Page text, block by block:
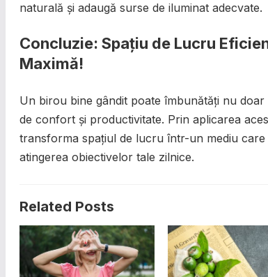
naturală și adaugă surse de iluminat adecvate.
Concluzie: Spațiu de Lucru
Maximă!
Un birou bine gândit poate îmbunătăți nu
de confort și productivitate. Prin aplicarea
transforma spațiul de lucru într-un mediu care
atingerea obiectivelor tale zilnice.
Related Posts